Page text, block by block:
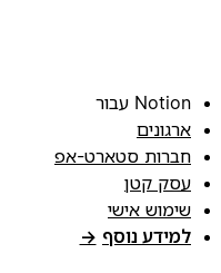
Notion עבור
ארגונים
חברות סטארט-אפ
עסק קטן
שימוש אישי
למידע נוסף →